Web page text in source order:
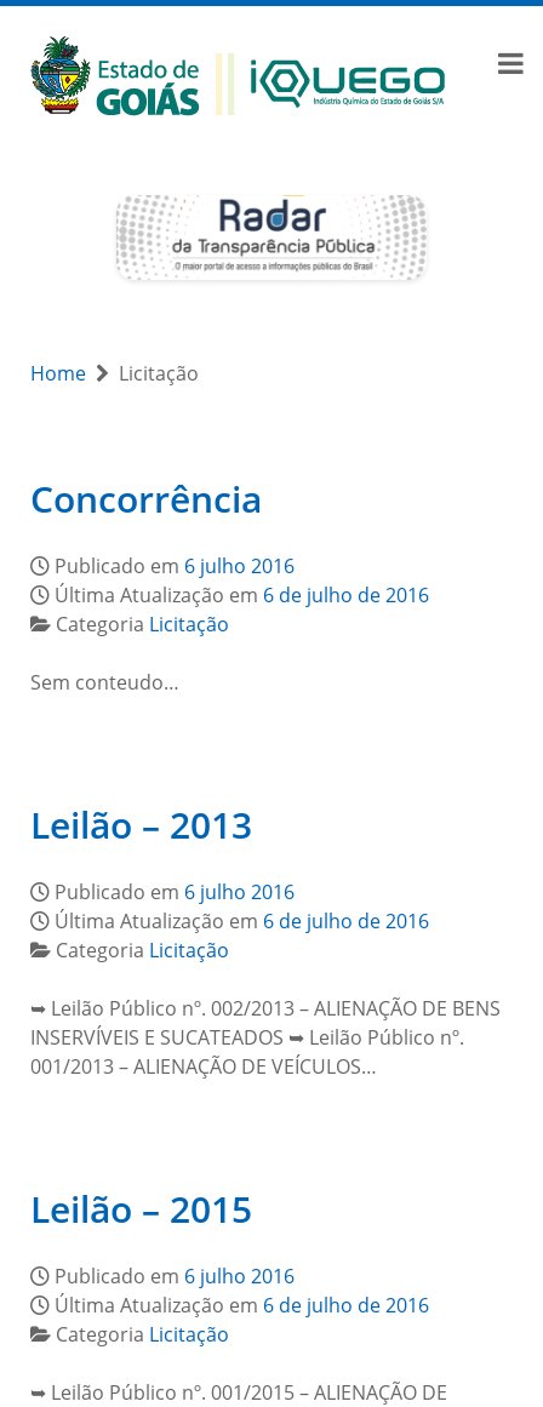
Home Licitação
Concorrência
Publicado em 6 julho 2016
Última Atualização em 6 de julho de 2016
Categoria Licitação
Sem conteudo…
Leilão – 2013
Publicado em 6 julho 2016
Última Atualização em 6 de julho de 2016
Categoria Licitação
➥ Leilão Público nº. 002/2013 – ALIENAÇÃO DE BENS
INSERVÍVEIS E SUCATEADOS ➥ Leilão Público nº.
001/2013 – ALIENAÇÃO DE VEÍCULOS…
Leilão – 2015
Publicado em 6 julho 2016
Última Atualização em 6 de julho de 2016
Categoria Licitação
➥ Leilão Público nº. 001/2015 – ALIENAÇÃO DE